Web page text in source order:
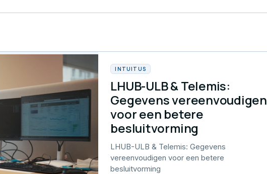
INTUITUS
LHUB-ULB & Telemis:
Gegevens vereenvoudigen
voor een betere
besluitvorming
LHUB-ULB & Telemis: Gegevens
vereenvoudigen voor een betere
besluitvorming